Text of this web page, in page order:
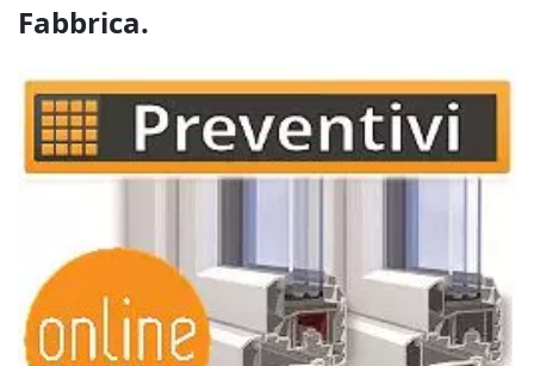
Fabbrica.